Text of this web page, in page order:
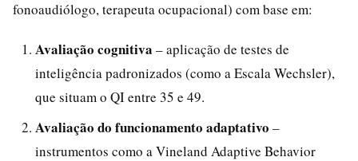
fonoaudiólogo, terapeuta ocupacional) com base em:
Avaliação cognitiva – aplicação de testes de
inteligência padronizados (como a Escala Wechsler),
que situam o QI entre 35 e 49.
Avaliação do funcionamento adaptativo –
instrumentos como a Vineland Adaptive Behavior